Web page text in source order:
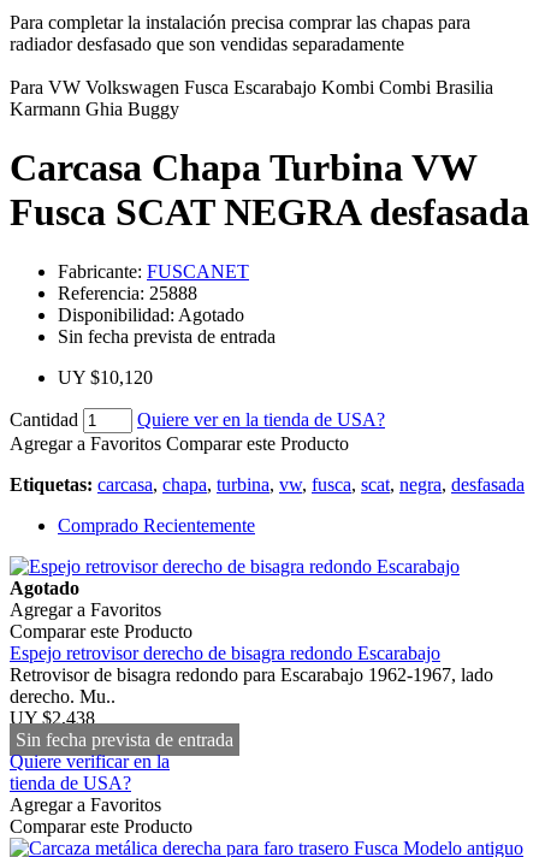
Para completar la instalación precisa comprar las chapas para
radiador desfasado que son vendidas separadamente
Para VW Volkswagen Fusca Escarabajo Kombi Combi Brasilia
Karmann Ghia Buggy
Carcasa Chapa Turbina VW
Fusca SCAT NEGRA desfasada
Fabricante: FUSCANET
Referencia: 25888
Disponibilidad: Agotado
Sin fecha prevista de entrada
UY $10,120
Cantidad
Quiere ver en la tienda de USA?
Agregar a Favoritos Comparar este Producto
Etiquetas: carcasa, chapa, turbina, vw, fusca, scat, negra, desfasada
Comprado Recientemente
Agotado
Agregar a Favoritos
Comparar este Producto
Espejo retrovisor derecho de bisagra redondo Escarabajo
Retrovisor de bisagra redondo para Escarabajo 1962-1967, lado
derecho. Mu..
UY $2,438
Sin fecha prevista de entrada
Quiere verificar en la
tienda de USA?
Agregar a Favoritos
Comparar este Producto